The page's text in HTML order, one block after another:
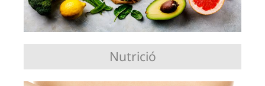
Nutrició